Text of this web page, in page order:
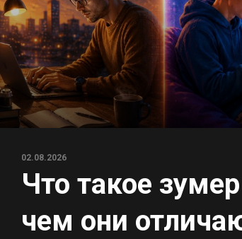
02.08.2026
Что такое
чем они